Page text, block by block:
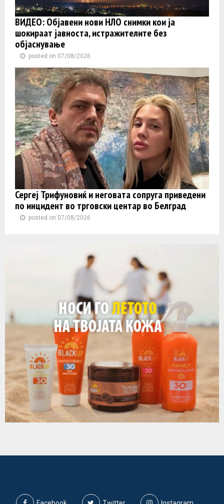
ВИДЕО: Објавени нови НЛО снимки кои ја
шокираат јавноста, истражителите без
објаснување
posted on 07/08/2026
Сергеј Трифуновиќ и неговата сопруга приведени
по инцидент во трговски центар во Белград
posted on 07/08/2026